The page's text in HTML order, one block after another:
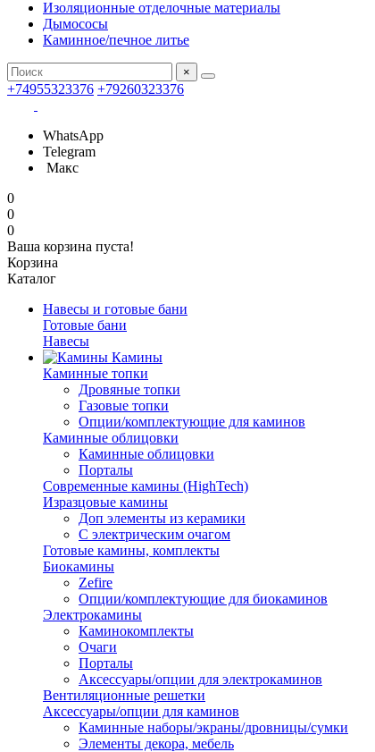
Изоляционные отделочные материалы
Дымососы
Каминное/печное литье
×
+74955323376 +79260323376
WhatsApp
Telegram
Макс
0
0
0
Ваша корзина пуста!
Корзина
Каталог
Навесы и готовые бани
Готовые бани
Навесы
Камины
Каминные топки
Дровяные топки
Газовые топки
Опции/комплектующие для каминов
Каминные облицовки
Каминные облицовки
Порталы
Современные камины (HighTech)
Изразцовые камины
Доп элементы из керамики
С электрическим очагом
Готовые камины, комплекты
Биокамины
Zefire
Опции/комплектующие для биокаминов
Электрокамины
Каминокомплекты
Очаги
Порталы
Аксессуары/опции для электрокаминов
Вентиляционные решетки
Аксессуары/опции для каминов
Каминные наборы/экраны/дровницы/сумки
Элементы декора, мебель